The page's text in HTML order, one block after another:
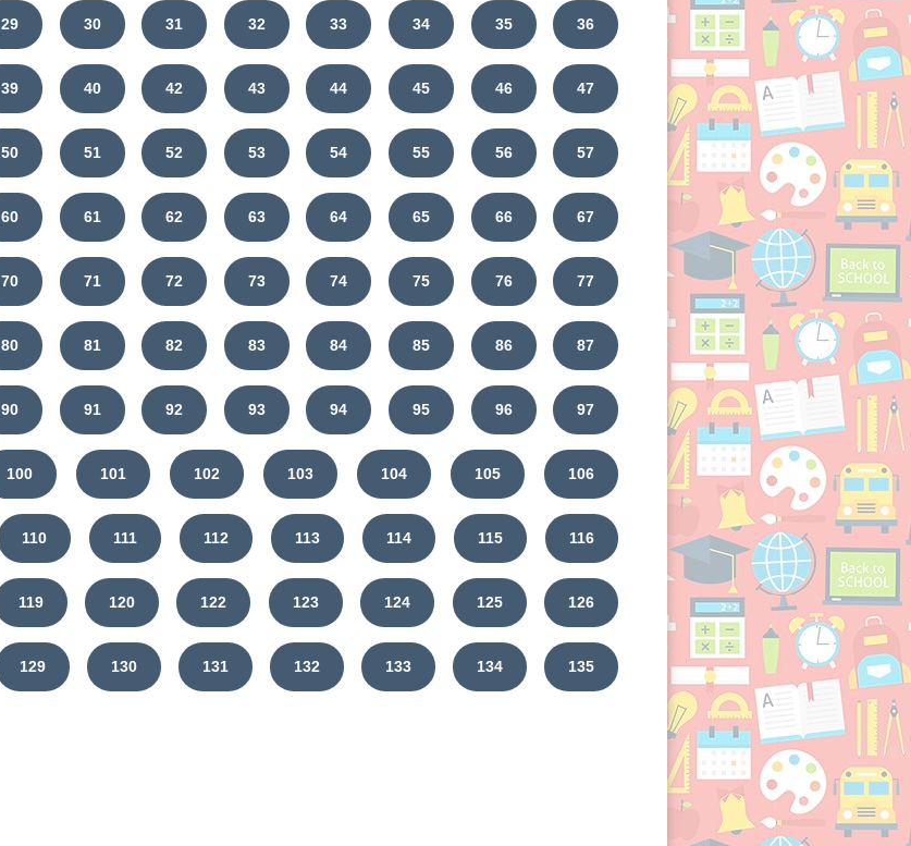
29 30 31 32 33 34 35 36
39 40 42 43 44 45 46 47
50 51 52 53 54 55 56 57
60 61 62 63 64 65 66 67
70 71 72 73 74 75 76 77
80 81 82 83 84 85 86 87
90 91 92 93 94 95 96 97
100 101 102 103 104 105 106
110 111 112 113 114 115 116
119 120 122 123 124 125 126
129 130 131 132 133 134 135